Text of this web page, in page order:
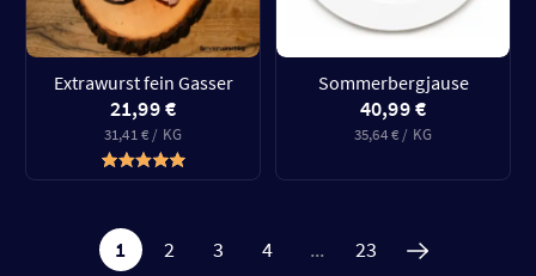
Extrawurst fein Gasser
21,99 €
31,41 € / KG
Sommerbergjause
40,99 €
35,64 € / KG
1 2 3 4 ... 23